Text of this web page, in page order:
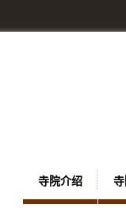
寺院介绍